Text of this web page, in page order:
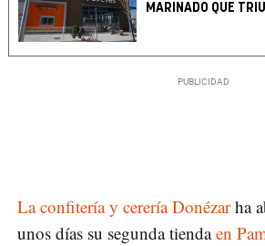
MARINADO QUE
La confitería y cerería Donézarha
unos días su segunda tiendaen